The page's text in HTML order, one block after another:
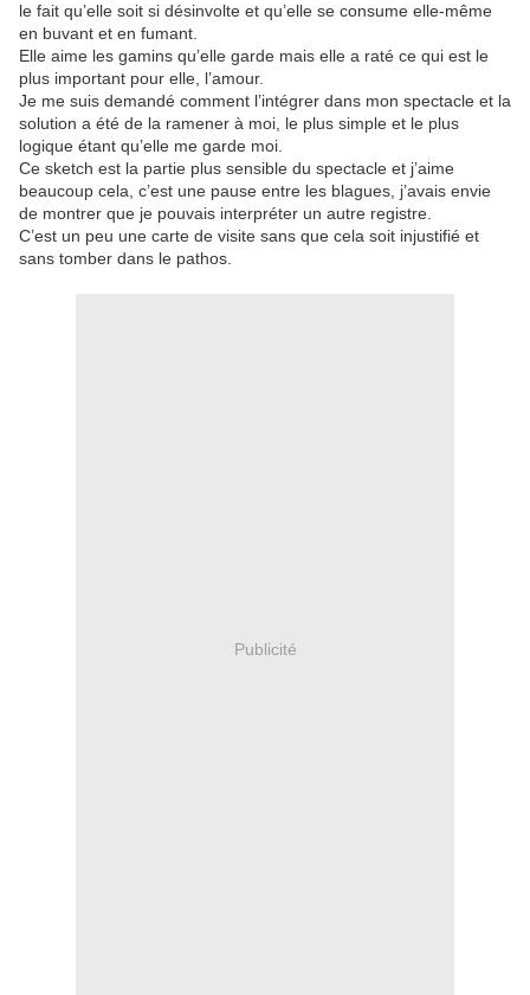
le fait qu’elle soit si désinvolte et qu’elle se consume elle-même
en buvant et en fumant.
Elle aime les gamins qu’elle garde mais elle a raté ce qui est le
plus important pour elle, l’amour.
Je me suis demandé comment l’intégrer dans mon spectacle et la
solution a été de la ramener à moi, le plus simple et le plus
logique étant qu’elle me garde moi.
Ce sketch est la partie plus sensible du spectacle et j’aime
beaucoup cela, c’est une pause entre les blagues, j’avais envie
de montrer que je pouvais interpréter un autre registre.
C’est un peu une carte de visite sans que cela soit injustifié et
sans tomber dans le pathos.
Publicité